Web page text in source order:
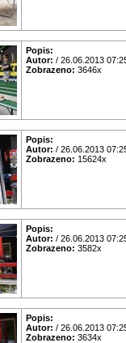
Popis:
Autor: / 26.06.2013
Zobrazeno: 3646x
Popis:
Autor: / 26.06.2013
Zobrazeno: 15624x
Popis:
Autor: / 26.06.2013
Zobrazeno: 3582x
Popis:
Autor: / 26.06.2013
Zobrazeno: 3634x